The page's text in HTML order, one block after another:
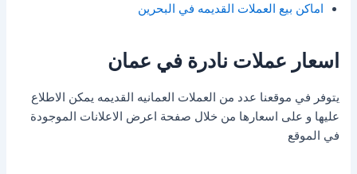
اماكن بيع العملات القديمه في البحرين
اسعار عملات نادرة في عمان
يتوفر في موقعنا عدد من العملات العمانيه القديمه يمكن الاطلاع
عليها و على اسعارها من خلال صفحة اعرض الاعلانات الموجودة
في الموقع